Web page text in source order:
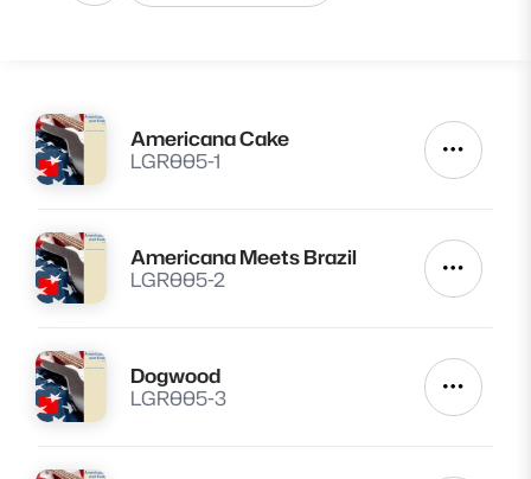
Lire
Americana Cake
LGR005-1
Autres
Lire
Americana Meets Brazil
LGR005-2
Autres
Lire
Dogwood
LGR005-3
Autres